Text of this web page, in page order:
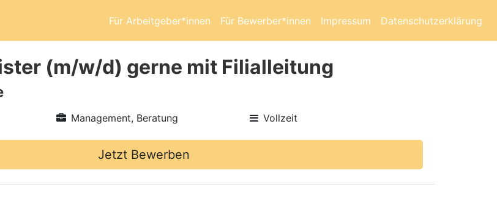
Für Arbeitgeber*innen Für Bewerber*innen Impressum Datenschutzerklärung
(m/w/d) gerne mit Filialleitung
Management, Beratung Vollzeit
Jetzt Bewerben